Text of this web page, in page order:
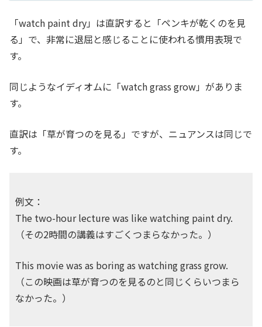
「watch paint dry」は直訳すると「ペンキが乾くのを見
る」で、非常に退屈と感じることに使われる慣用表現で
す。
同じようなイディオムに「watch grass grow」がありま
す。
直訳は「草が育つのを見る」ですが、ニュアンスは同じで
す。
例文：
The two-hour lecture was like watching paint dry.
（その2時間の講義はすごくつまらなかった。）
This movie was as boring as watching grass grow.
（この映画は草が育つのを見るのと同じくらいつまら
なかった。）